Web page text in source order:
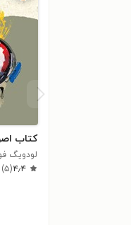
کتاب
لودویگ
۴٫۴(۵)